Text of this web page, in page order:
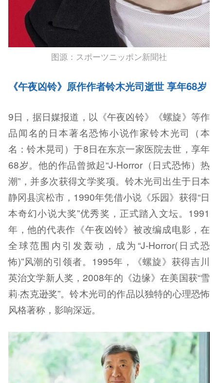
图源：スポーツニッポン新聞社
《午夜凶铃》原作作者铃木光司逝世 享年68岁
9日，据日媒报道，以《午夜凶铃》《螺旋》等作
品闻名的日本著名恐怖小说作家铃木光司（本
名：铃木晃司）于8日在东京一家医院去世，享年
68岁。他的作品曾掀起“J-Horror（日式恐怖）热
潮”，并多次获得文学奖项。铃木光司出生于日本
静冈县滨松市，1990年凭借小说《乐园》获得“日
本奇幻小说大奖”优秀奖，正式踏入文坛。1991
年，他的代表作《午夜凶铃》被改编成电影，在
全球范围内引发轰动，成为“J-Horror(日式恐
怖)”风潮的引领者。1995年，《螺旋》获得吉川
英治文学新人奖，2008年的《边缘》在美国获“雪
莉·杰克逊奖”。铃木光司的作品以独特的心理恐怖
风格著称，影响深远。